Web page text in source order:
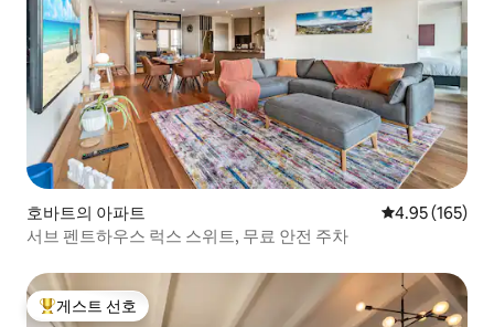
호바트의 아파트 평점 4.95점(5
4.95 (165)
서브 펜트하우스 럭스 스위트, 무료 안전 주차
상위 게스트 선호
게스트 선호